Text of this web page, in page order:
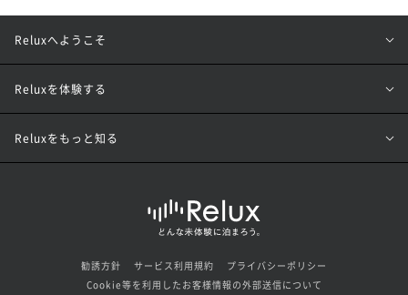
Reluxへようこそ
Reluxを体験する
Reluxをもっと知る
勧誘方針 サービス利用規約
プライバシーポリシー
Cookie等を利用したお客様情報の外部送信について